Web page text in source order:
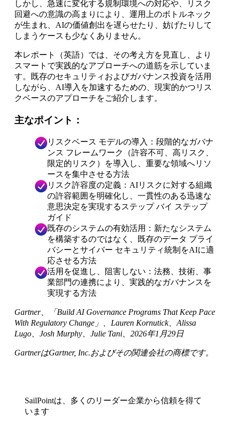
しかし、急速に変化する規制環境への対応や、リスク
回避への意識の高まりにより、運用上のボトルネック
が生まれ、AIの価値創出を遅らせたり、妨げたりして
しまうケースも少なくありません。
本レポート（英語）では、その考え方を見直し、より
スマートで実践的なアプローチへの道筋を示していま
す。既存のセキュリティおよびガバナンス投資を活用
しながら、AI導入を加速するための、現実的かつリス
クベースのアプローチをご紹介します。
主なポイント：
リスクベース モデルの導入：段階的なガバナ
ンス フレームワーク（許容不可、高リスク、
限定的リスク）を導入し、重要な領域へリソ
ースを集中させる方法
リスク許容度の定義：AIリスクに対する組織
の許容範囲を明確化し、一貫性のある迅速な
意思決定を実現するステップ バイ ステップ
ガイド
既存のシステムの有効活用：新たなシステム
を構築するのではなく、既存のデータ プライ
バシーとサイバー セキュリティ統制をAIに適
応させる方法
活用を促進し、阻害しない：法務、技術、事
業部門の連携により、実践的なガバナンスを
実現する方法
Gartner、「Build AI Governance Programs That Keep Pace
With Regulatory Change」、Lauren Kornutick、Alissa
Lugo、Josh Murphy、Julie Tani、2026年1月29日
GartnerはGartner, Inc.およびその関連会社の商標です。
SailPointは、多くのリーダー企業から信頼を得て
います